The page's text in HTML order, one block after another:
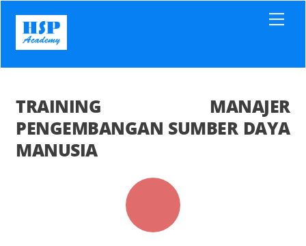
content
TRAINING MANAJER
PENGEMBANGAN SUMBER DAYA
MANUSIA